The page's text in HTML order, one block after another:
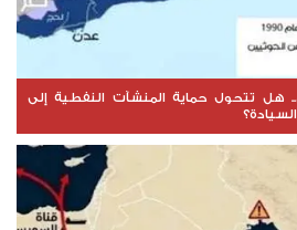
تتحول حماية المنشآت النفطية إلى